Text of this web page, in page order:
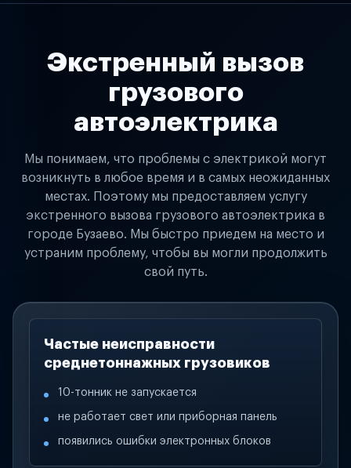
Экстренный вызов
грузового
автоэлектрика
Мы понимаем, что проблемы с электрикой могут
возникнуть в любое время и в самых неожиданных
местах. Поэтому мы предоставляем услугу
экстренного вызова грузового автоэлектрика в
городе Бузаево. Мы быстро приедем на место и
устраним проблему, чтобы вы могли продолжить
свой путь.
Частые неисправности
среднетоннажных грузовиков
10-тонник не запускается
не работает свет или приборная панель
появились ошибки электронных блоков